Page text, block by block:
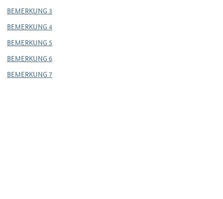
BEMERKUNG 3
BEMERKUNG 4
BEMERKUNG 5
BEMERKUNG 6
BEMERKUNG 7